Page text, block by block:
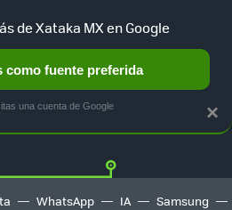
MERCADO LIBRE
WhatsApp IA Samsung
×
de Xataka MX en Google
como fuente preferida
una cuenta de Google